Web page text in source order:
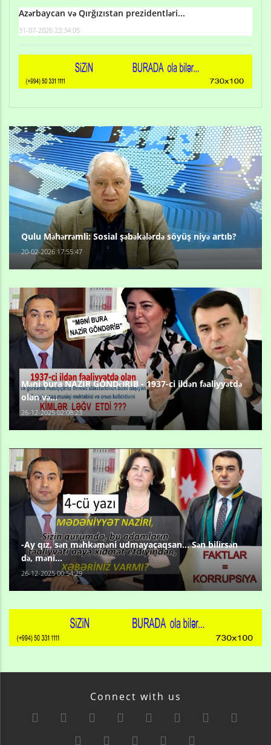
Azərbaycan və Qırğızıstan prezidentləri...
31-07-2026 23:34:05
Qulu Məhərrəmli: Sosial şəbəkələrdə söyüş niyə artıb?
20-02-2026 17:55:47
Məni bura NAZİR GÖNDƏRİB - 1937-ci ildən fəaliyyətdə
olan və...
26-12-2025 02:08:23
-Ay qız, sən məhkəməni udmayacaqsan... Sən bilirsən
də, məni...
26-12-2025 00:54:29
Connect with us